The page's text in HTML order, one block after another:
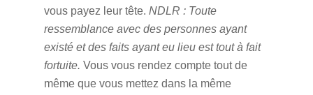
vous payez leur tête. NDLR : Toute
ressemblance avec des personnes ayant
existé et des faits ayant eu lieu est tout à fait
fortuite. Vous vous rendez compte tout de
même que vous mettez dans la même